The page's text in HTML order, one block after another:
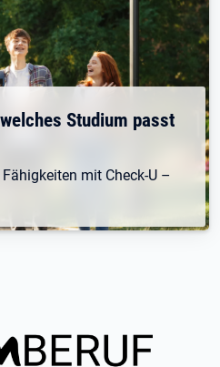
Studium passt
mit Check-U –